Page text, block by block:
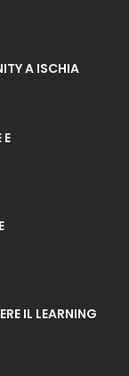
A ISCHIA
IL LEARNING